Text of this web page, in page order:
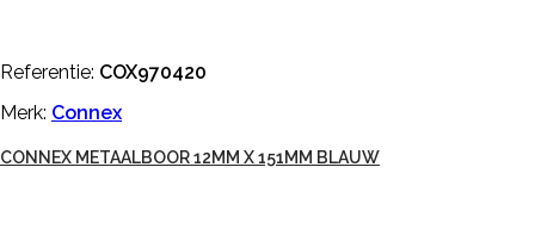
Referentie: COX970420
Merk: Connex
CONNEX METAALBOOR 12MM X 151MM BLAUW